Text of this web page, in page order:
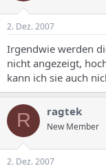
l
e
r
d
e
s
T
h
e
m
a
s
n
s
d
a
t
u
m
2. Dez. 2007
Irgendwie werden
nicht angezeigt,
kann ich sie auch
R ragtek
New Member
2. Dez. 2007